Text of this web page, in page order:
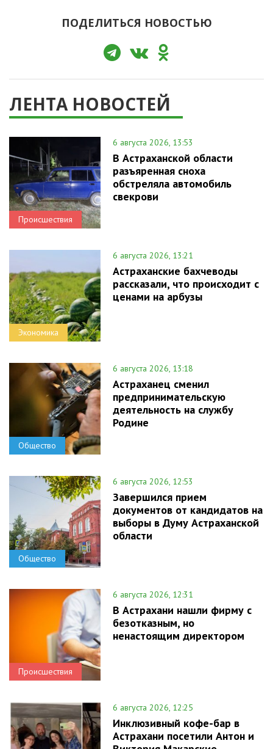
ПОДЕЛИТЬСЯ НОВОСТЬЮ
ЛЕНТА НОВОСТЕЙ
Происшествия
6 августа 2026, 13:53
В Астраханской области
разъяренная сноха
обстреляла автомобиль
свекрови
Экономика
6 августа 2026, 13:21
Астраханские бахчеводы
рассказали, что происходит с
ценами на арбузы
Общество
6 августа 2026, 13:18
Астраханец сменил
предпринимательскую
деятельность на службу
Родине
Общество
6 августа 2026, 12:53
Завершился прием
документов от кандидатов на
выборы в Думу Астраханской
области
Происшествия
6 августа 2026, 12:31
В Астрахани нашли фирму с
безотказным, но
ненастоящим директором
6 августа 2026, 12:25
Инклюзивный кофе-бар в
Астрахани посетили Антон и